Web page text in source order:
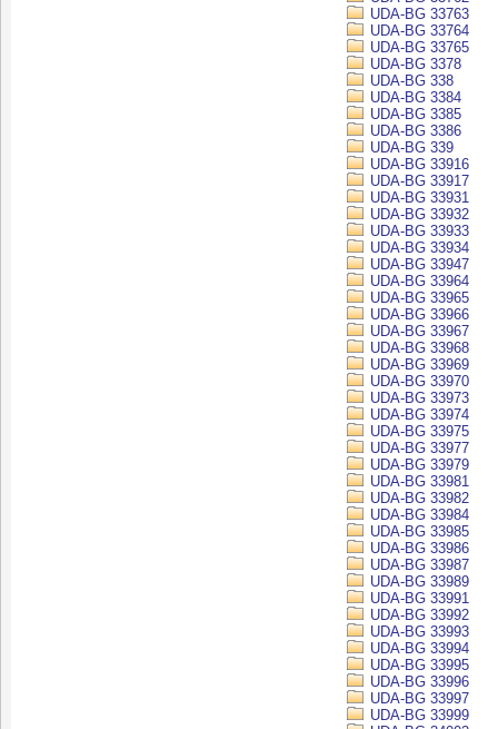
UDA-BG 33763
UDA-BG 33764
UDA-BG 33765
UDA-BG 3378
UDA-BG 338
UDA-BG 3384
UDA-BG 3385
UDA-BG 3386
UDA-BG 339
UDA-BG 33916
UDA-BG 33917
UDA-BG 33931
UDA-BG 33932
UDA-BG 33933
UDA-BG 33934
UDA-BG 33947
UDA-BG 33964
UDA-BG 33965
UDA-BG 33966
UDA-BG 33967
UDA-BG 33968
UDA-BG 33969
UDA-BG 33970
UDA-BG 33973
UDA-BG 33974
UDA-BG 33975
UDA-BG 33977
UDA-BG 33979
UDA-BG 33981
UDA-BG 33982
UDA-BG 33984
UDA-BG 33985
UDA-BG 33986
UDA-BG 33987
UDA-BG 33989
UDA-BG 33991
UDA-BG 33992
UDA-BG 33993
UDA-BG 33994
UDA-BG 33995
UDA-BG 33996
UDA-BG 33997
UDA-BG 33999